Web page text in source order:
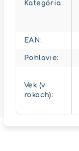
Kategória:
EAN:
Pohlavie:
Vek (v
rokoch):